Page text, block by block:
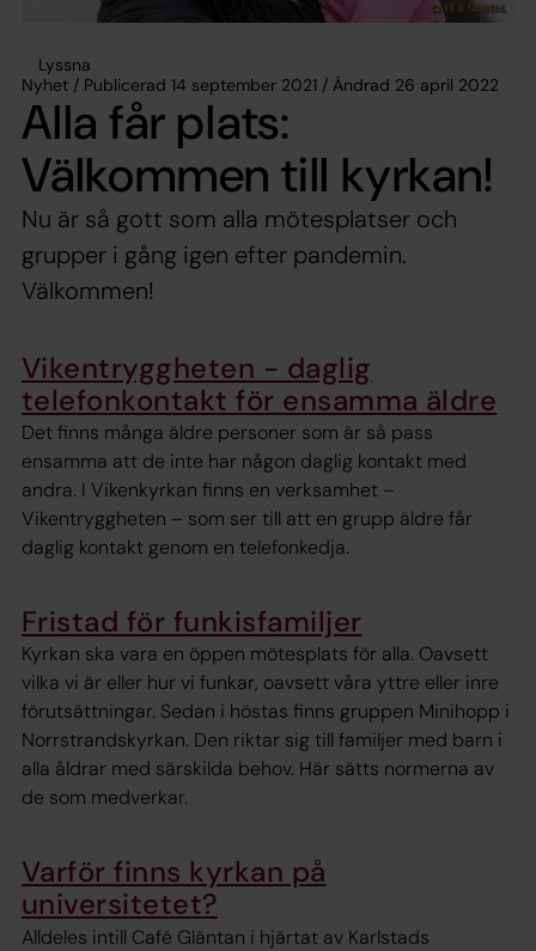
Lyssna
Nyhet / Publicerad 14 september 2021 / Ändrad 26 april 2022
Alla får plats:
Välkommen till kyrkan!
Nu är så gott som alla mötesplatser och
grupper i gång igen efter pandemin.
Välkommen!
Vikentryggheten - daglig
telefonkontakt för ensamma äldre
Det finns många äldre personer som är så pass
ensamma att de inte har någon daglig kontakt med
andra. I Vikenkyrkan finns en verksamhet –
Vikentryggheten – som ser till att en grupp äldre får
daglig kontakt genom en telefonkedja.
Fristad för funkisfamiljer
Kyrkan ska vara en öppen mötesplats för alla. Oavsett
vilka vi är eller hur vi funkar, oavsett våra yttre eller inre
förutsättningar. Sedan i höstas finns gruppen Minihopp i
Norrstrandskyrkan. Den riktar sig till familjer med barn i
alla åldrar med särskilda behov. Här sätts normerna av
de som medverkar.
Varför finns kyrkan på
universitetet?
Alldeles intill Café Gläntan i hjärtat av Karlstads